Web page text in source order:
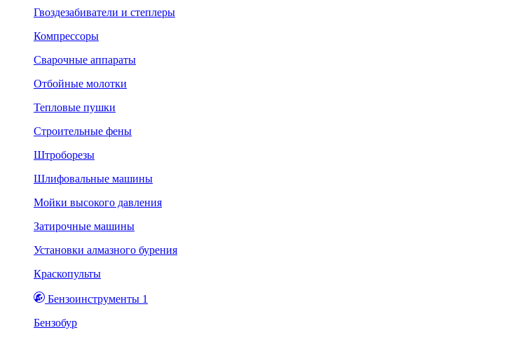
Гвоздезабиватели и степлеры
Компрессоры
Сварочные аппараты
Отбойные молотки
Тепловые пушки
Строительные фены
Штроборезы
Шлифовальные машины
Мойки высокого давления
Затирочные машины
Установки алмазного бурения
Краскопульты
Бензоинструменты 1
Бензобур